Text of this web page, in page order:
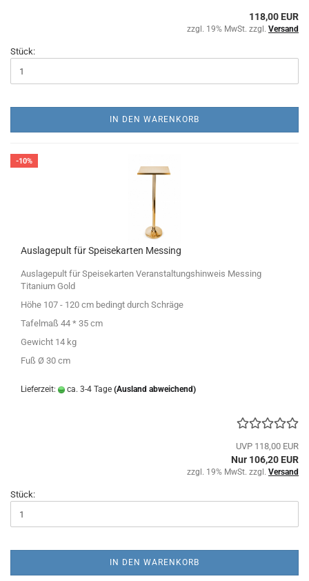
118,00 EUR
zzgl. 19% MwSt. zzgl. Versand
Stück:
IN DEN WARENKORB
-10%
Auslagepult für Speisekarten Messing
Auslagepult für Speisekarten Veranstaltungshinweis Messing
Titanium Gold
Höhe 107 - 120 cm bedingt durch Schräge
Tafelmaß 44 * 35 cm
Gewicht 14 kg
Fuß Ø 30 cm
Lieferzeit: ca. 3-4 Tage (Ausland abweichend)
UVP 118,00 EUR
Nur 106,20 EUR
zzgl. 19% MwSt. zzgl. Versand
Stück:
IN DEN WARENKORB